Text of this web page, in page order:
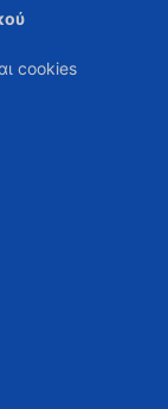
cookies